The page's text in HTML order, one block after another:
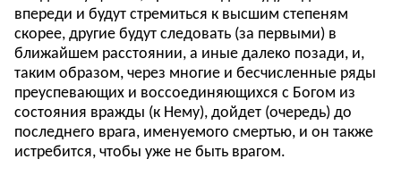
впереди и будут стремиться к высшим степеням
скорее, другие будут следовать (за первыми) в
ближайшем расстоянии, а иные далеко позади, и,
таким образом, через многие и бесчисленные ряды
преуспевающих и воссоединяющихся с Богом из
состояния вражды (к Нему), дойдет (очередь) до
последнего врага, именуемого смертью, и он также
истребится, чтобы уже не быть врагом.